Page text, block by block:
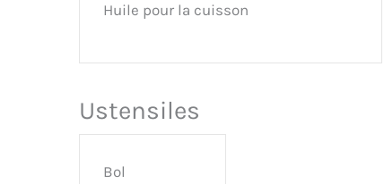
Huile pour la cuisson
Ustensiles
Bol